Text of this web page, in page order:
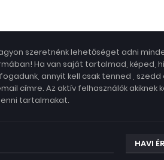
szeretnénk lehetőséget adni
Ha van saját tartalmad, képed,
annyit kell csak tenned ,
címre. Az aktív felhasználók
tartalmakat.
HAVI